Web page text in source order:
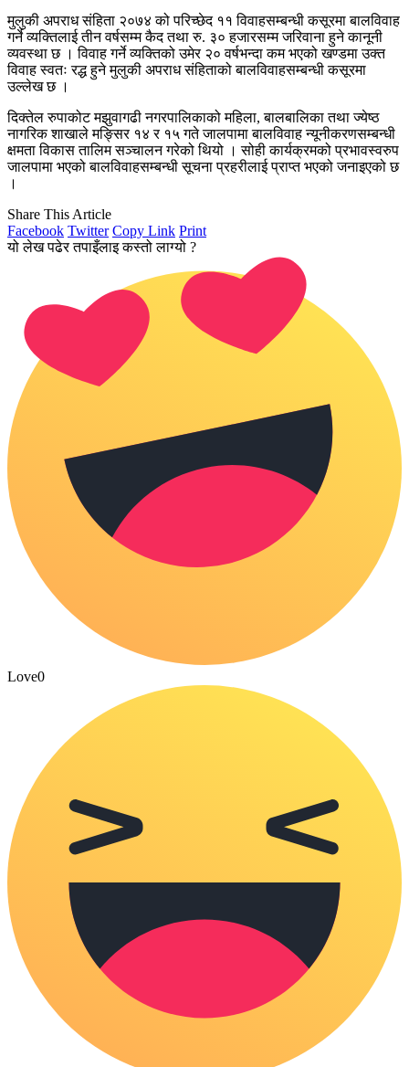
मुलुकी अपराध संहिता २०७४ को परिच्छेद ११ विवाहसम्बन्धी कसूरमा बालविवाह
गर्ने व्यक्तिलाई तीन वर्षसम्म कैद तथा रु. ३० हजारसम्म जरिवाना हुने कानूनी
व्यवस्था छ । विवाह गर्ने व्यक्तिको उमेर २० वर्षभन्दा कम भएको खण्डमा उक्त
विवाह स्वतः रद्ध हुने मुलुकी अपराध संहिताको बालविवाहसम्बन्धी कसूरमा
उल्लेख छ ।
दिक्तेल रुपाकोट मझुवागढी नगरपालिकाको महिला, बालबालिका तथा ज्येष्ठ
नागरिक शाखाले मङ्सिर १४ र १५ गते जालपामा बालविवाह न्यूनीकरणसम्बन्धी
क्षमता विकास तालिम सञ्चालन गरेको थियो । सोही कार्यक्रमको प्रभावस्वरुप
जालपामा भएको बालविवाहसम्बन्धी सूचना प्रहरीलाई प्राप्त भएको जनाइएको छ
।
Share This Article
Facebook Twitter Copy Link Print
यो लेख पढेर तपाइँलाइ कस्तो लाग्यो ?
Love0